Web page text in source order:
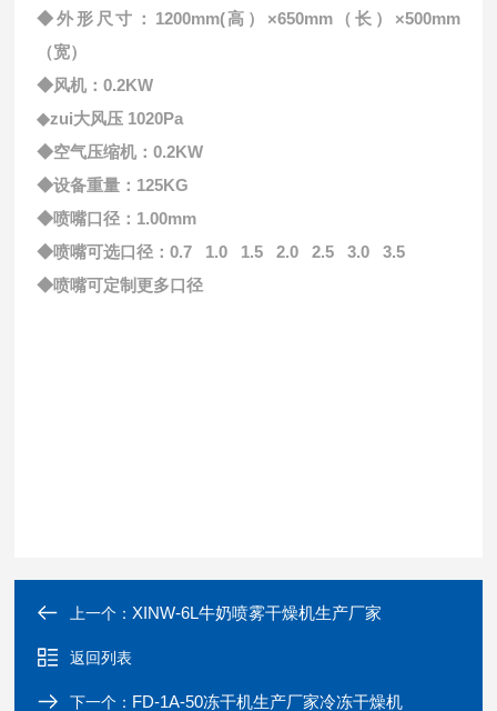
◆外形尺寸：1200mm(高）×650mm（长）×500mm
（宽）
◆风机：0.2KW
◆zui大风压 1020Pa
◆空气压缩机：0.2KW
◆设备重量：125KG
◆喷嘴口径：1.00mm
◆喷嘴可选口径：0.7 1.0 1.5 2.0 2.5 3.0 3.5
◆喷嘴可定制更多口径
上一个：XINW-6L牛奶喷雾干燥机生产厂家
返回列表
下一个： FD-1A-50冻干机生产厂家冷冻干燥机